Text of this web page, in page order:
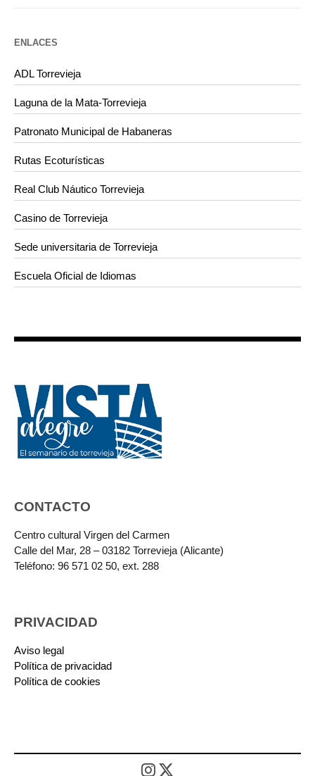
ENLACES
ADL Torrevieja
Laguna de la Mata-Torrevieja
Patronato Municipal de Habaneras
Rutas Ecoturísticas
Real Club Náutico Torrevieja
Casino de Torrevieja
Sede universitaria de Torrevieja
Escuela Oficial de Idiomas
CONTACTO
Centro cultural Virgen del Carmen
Calle del Mar, 28 – 03182 Torrevieja (Alicante)
Teléfono: 96 571 02 50, ext. 288
PRIVACIDAD
Aviso legal
Política de privacidad
Política de cookies